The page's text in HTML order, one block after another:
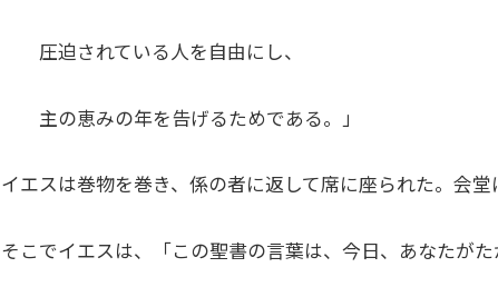
圧迫されている人を自由にし、
主の恵みの年を告げるためである。」
イエスは巻物を巻き、係の者に返して席に座られた。会
そこでイエスは、「この聖書の言葉は、今日、あなたが